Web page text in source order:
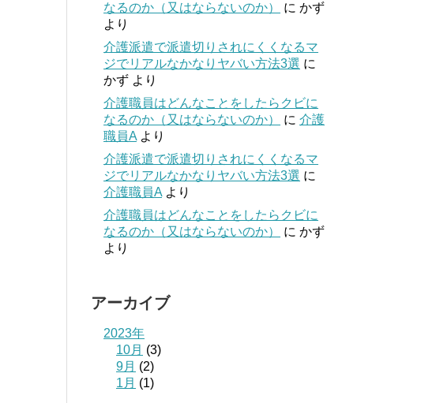
なるのか（又はならないのか）
に かず
より
介護派遣で派遣切りされにくくなるマ
ジでリアルなかなりヤバい方法3選 に
かず より
介護職員はどんなことをしたらクビに
なるのか（又はならないのか）
に 介護
職員A より
介護派遣で派遣切りされにくくなるマ
ジでリアルなかなりヤバい方法3選 に
介護職員A より
介護職員はどんなことをしたらクビに
なるのか（又はならないのか）
に かず
より
アーカイブ
2023年
10月 (3)
9月 (2)
1月 (1)